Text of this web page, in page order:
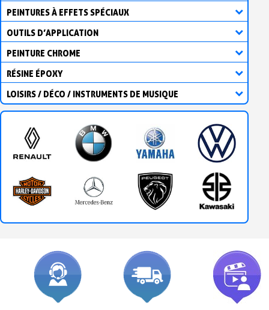
PEINTURES À EFFETS SPÉCIAUX
OUTILS D’APPLICATION
PEINTURE CHROME
RÉSINE ÉPOXY
LOISIRS / DÉCO / INSTRUMENTS DE MUSIQUE